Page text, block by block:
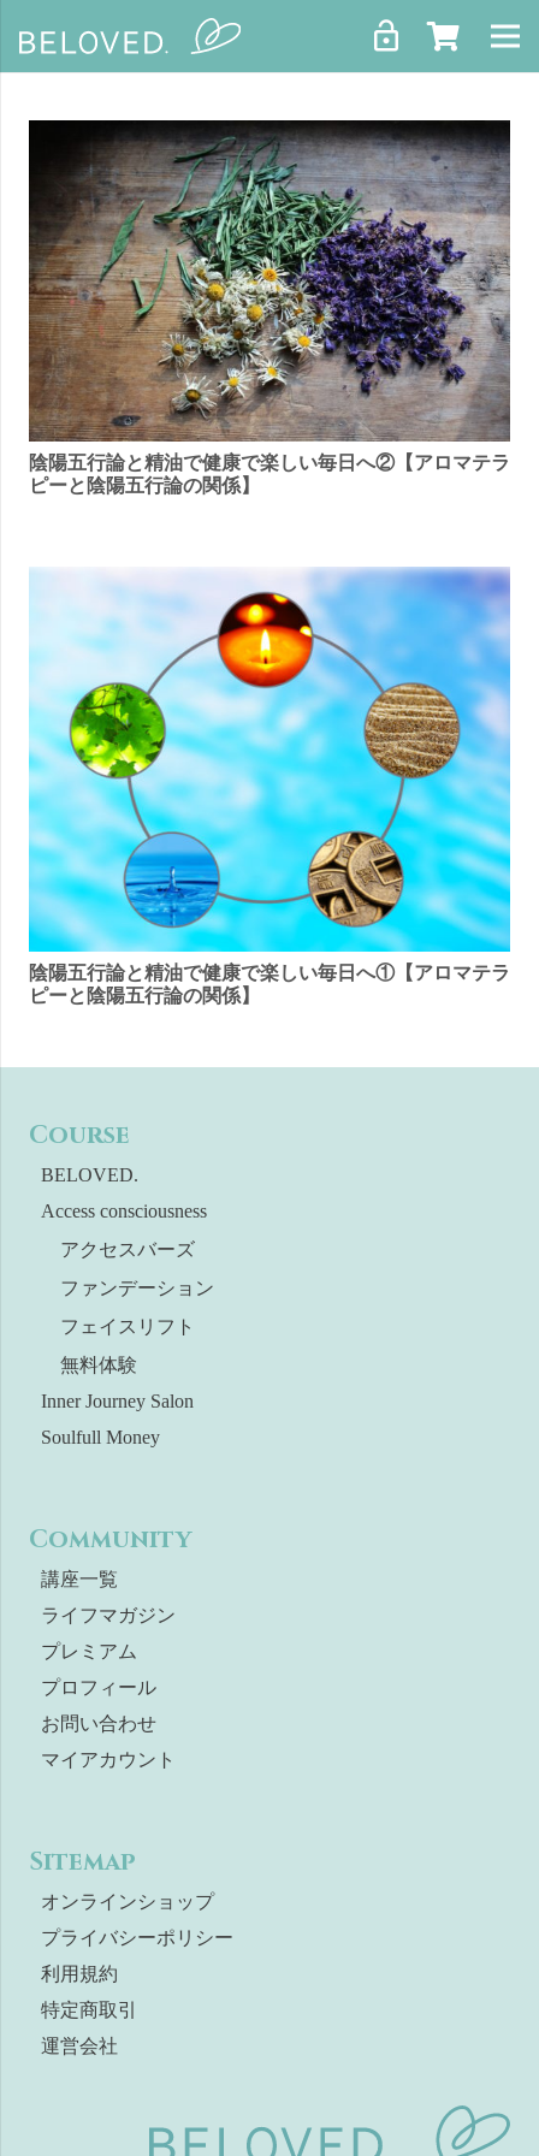
lock_open
Course
Premium
Contact
陰陽五行論と精油で健康で楽しい毎日へ②【アロマテラ
ピーと陰陽五行論の関係】
陰陽五行論と精油で健康で楽しい毎日へ①【アロマテラ
ピーと陰陽五行論の関係】
Course
BELOVED.
Access consciousness
アクセスバーズ
ファンデーション
フェイスリフト
無料体験
Inner Journey Salon
Soulfull Money
Community
講座一覧
ライフマガジン
プレミアム
プロフィール
お問い合わせ
マイアカウント
Sitemap
オンラインショップ
プライバシーポリシー
利用規約
特定商取引
運営会社